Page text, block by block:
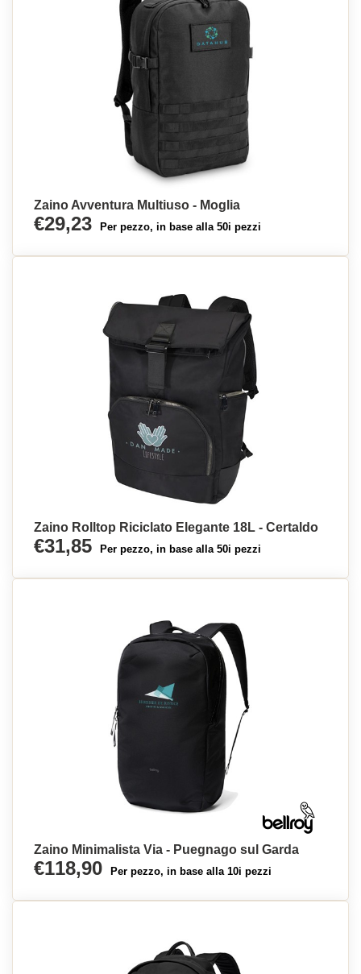
Zaino Avventura Multiuso - Moglia
€29,23 Per pezzo, in base alla 50i pezzi
Zaino Rolltop Riciclato Elegante 18L - Certaldo
€31,85 Per pezzo, in base alla 50i pezzi
Zaino Minimalista Via - Puegnago sul Garda
€118,90 Per pezzo, in base alla 10i pezzi